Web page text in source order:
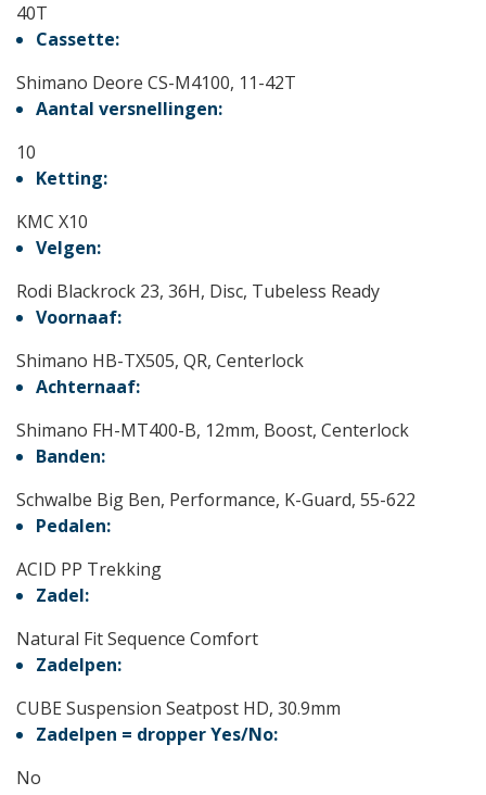
40T
Cassette:
Shimano Deore CS-M4100, 11-42T
Aantal versnellingen:
10
Ketting:
KMC X10
Velgen:
Rodi Blackrock 23, 36H, Disc, Tubeless Ready
Voornaaf:
Shimano HB-TX505, QR, Centerlock
Achternaaf:
Shimano FH-MT400-B, 12mm, Boost, Centerlock
Banden:
Schwalbe Big Ben, Performance, K-Guard, 55-622
Pedalen:
ACID PP Trekking
Zadel:
Natural Fit Sequence Comfort
Zadelpen:
CUBE Suspension Seatpost HD, 30.9mm
Zadelpen = dropper Yes/No:
No